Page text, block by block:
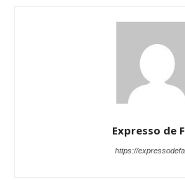
Expresso de
https://